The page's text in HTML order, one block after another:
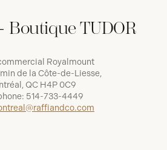
Boutique TUDOR
Royalmount
de la Côte-de-Liesse,
QC H4P 0C9
514-733-4449